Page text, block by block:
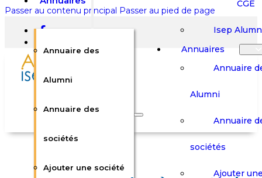
Passer au contenu principal Passer au pied de page
Rechercher sur le site
Rechercher
Annuaire des
Alumni
Annuaire des
sociétés
Ajouter une société
CGE
Isep
Annuaires
Annuaire
Alumni
Annuaire
sociétés
Ajouter